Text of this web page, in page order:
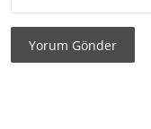
Yorum Gönder